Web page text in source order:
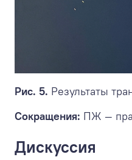
Рис. 5. Результаты
Сокращения: ПЖ —
Дискуссия